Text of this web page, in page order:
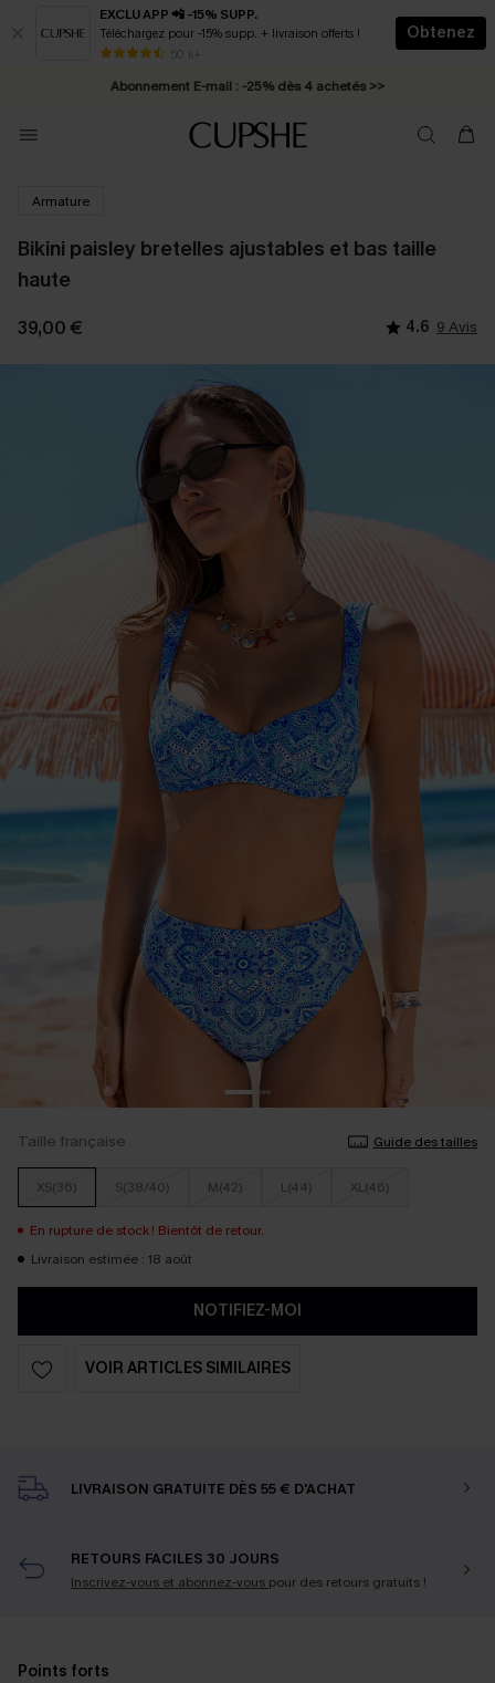
EXCLU APP 📲 -15% SUPP.
Téléchargez pour -15% supp. + livraison offerts !
50 k+
Obtenez
* Livraison éclair 2-3 jours ouvrés >>
Abonnement E-mail : -25% dès 4 achetés >>
Armature
Bikini paisley bretelles ajustables et bas taille
haute
39,00 € 4.6 9 Avis
Taille française Guide des tailles
XS(36) S(38/40) M(42) L(44) XL(46)
En rupture de stock ! Bientôt de retour.
Livraison estimée : 18 août
NOTIFIEZ-MOI
VOIR ARTICLES SIMILAIRES
LIVRAISON GRATUITE DÈS 55 € D'ACHAT
RETOURS FACILES 30 JOURS
Inscrivez-vous et abonnez-vous pour des retours gratuits !
Points forts